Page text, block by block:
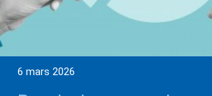
6 mars 2026